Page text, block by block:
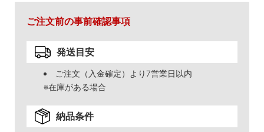
ご注文前の事前確認事項
発送目安
ご注文（入金確定）より7営業日以内
※在庫がある場合
納品条件